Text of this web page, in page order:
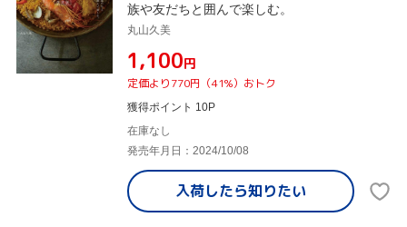
族や友だちと囲んで楽しむ。
丸山久美
¥1,100円
定価より770円（41%）おトク
獲得ポイント 10P
在庫なし
発売年月日：2024/10/08
入荷したら知りたい